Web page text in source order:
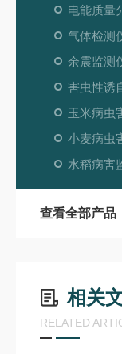
电能质量
气体检测
余震监测
害虫性诱
玉米病虫
小麦病虫
水稻病害
查看全部产品
相关
RELATED